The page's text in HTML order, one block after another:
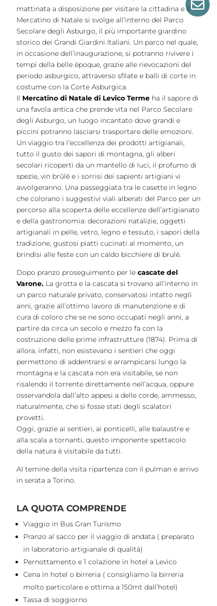
mattinata a disposizione per visitare la cittadina e il
Mercatino di Natale si svolge all’interno del Parco
Secolare degli Asburgo, il più importante giardino
storico dei Grandi Giardini Italiani. Un parco nel quale,
in occasione dell’inaugurazione, si potranno rivivere i
tempi della belle époque, grazie alle rievocazioni del
periodo asburgico, attraverso sfilate e balli di corte in
costume con la Corte Asburgica.
Il Mercatino di Natale di Levico Termeha il sapore di
una favola antica che prende vita nel Parco Secolare
degli Asburgo, un luogo incantato dove grandi e
piccini potranno lasciarsi trasportare delle emozioni.
Un viaggio tra l’eccellenza dei prodotti artigianali,
tutto il gusto dei sapori di montagna, gli alberi
secolari ricoperti da un mantello di luci, il profumo di
spezie, vin brûlé e i sorrisi dei sapienti artigiani vi
avvolgeranno. Una passeggiata tra le casette in legno
che colorano i suggestivi viali alberati del Parco per un
percorso alla scoperta delle eccellenze dell’artigianato
e della gastronomia: decorazioni natalizie, oggetti
artigianali in pelle, vetro, legno e tessuto, i sapori della
tradizione, gustosi piatti cucinati al momento, un
brindisi alle feste con un caldo bicchiere di brulè.
Dopo pranzo proseguimento per le cascate del
Varone.La grotta e la cascata si trovano all’interno in
un parco naturale privato, conservatosi intatto negli
anni, grazie all’ottimo lavoro di manutenzione e di
cura di coloro che se ne sono occupati negli anni, a
partire da circa un secolo e mezzo fa con la
costruzione delle prime infrastrutture (1874). Prima di
allora, infatti, non esistevano i sentieri che oggi
permettono di addentrarsi e arrampicarsi lungo la
montagna e la cascata non era visitabile, se non
risalendo il torrente direttamente nell’acqua, oppure
osservandola dall’alto appesi a delle corde, ammesso,
naturalmente, che si fosse stati degli scalatori
provetti.
Oggi, grazie ai sentieri, ai ponticelli, alle balaustre e
alla scala a tornanti, questo imponente spettacolo
della natura è visitabile da tutti.
Al temine della visita ripartenza con il pulman e arrivo
in serata a Torino.
LA QUOTA COMPRENDE
Viaggio in Bus Gran Turismo
Pranzo al sacco per il viaggio di andata ( preparato
in laboratorio artigianale di qualità)
Pernottamento e 1 colazione in hotel a Levico
Cena in hotel o birreria ( consigliamo la birreria
molto particolare e ottima a 150mt dall’hotel)
Tassa di soggiorno